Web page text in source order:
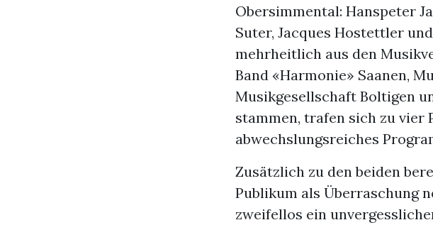
Obersimmental: Hanspeter
Suter, Jacques Hostettler
mehrheitlich aus den
Band «Harmonie» Saanen,
Musikgesellschaft Boltigen
stammen, trafen sich zu vier
abwechslungsreiches
Zusätzlich zu den beiden
Publikum als Überraschung
zweifellos ein